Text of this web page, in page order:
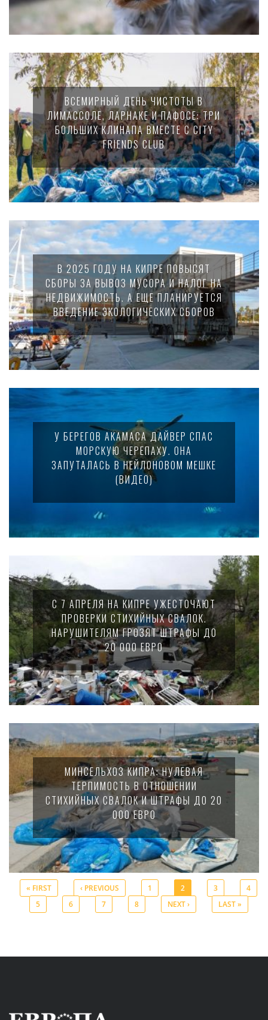
ВСЕМИРНЫЙ ДЕНЬ ЧИСТОТЫ В
ЛИМАССОЛЕ, ЛАРНАКЕ И ПАФОСЕ: ТРИ
БОЛЬШИХ КЛИНАПА ВМЕСТЕ С CITY
FRIENDS CLUB
В 2025 ГОДУ НА КИПРЕ ПОВЫСЯТ
СБОРЫ ЗА ВЫВОЗ МУСОРА И НАЛОГ НА
НЕДВИЖИМОСТЬ. А ЕЩЕ ПЛАНИРУЕТСЯ
ВВЕДЕНИЕ ЭКОЛОГИЧЕСКИХ СБОРОВ
У БЕРЕГОВ АКАМАСА ДАЙВЕР СПАС
МОРСКУЮ ЧЕРЕПАХУ. ОНА
ЗАПУТАЛАСЬ В НЕЙЛОНОВОМ МЕШКЕ
(ВИДЕО)
С 7 АПРЕЛЯ НА КИПРЕ УЖЕСТОЧАЮТ
ПРОВЕРКИ СТИХИЙНЫХ СВАЛОК.
НАРУШИТЕЛЯМ ГРОЗЯТ ШТРАФЫ ДО
20 000 ЕВРО
МИНСЕЛЬХОЗ КИПРА: НУЛЕВАЯ
ТЕРПИМОСТЬ В ОТНОШЕНИИ
СТИХИЙНЫХ СВАЛОК И ШТРАФЫ ДО 20
000 ЕВРО
Pages
« FIRST ‹ PREVIOUS 1 2 3
4
5
6 7 8 NEXT › LAST »